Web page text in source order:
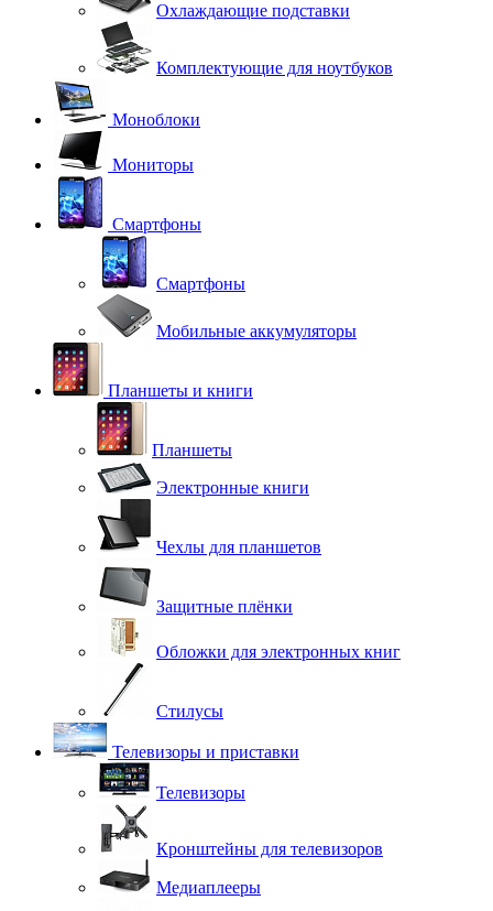
Охлаждающие подставки
Комплектующие для ноутбуков
Моноблоки
Мониторы
Смартфоны
Смартфоны
Мобильные аккумуляторы
Планшеты и книги
Планшеты
Электронные книги
Чехлы для планшетов
Защитные плёнки
Обложки для электронных книг
Стилусы
Телевизоры и приставки
Телевизоры
Кронштейны для телевизоров
Медиаплееры